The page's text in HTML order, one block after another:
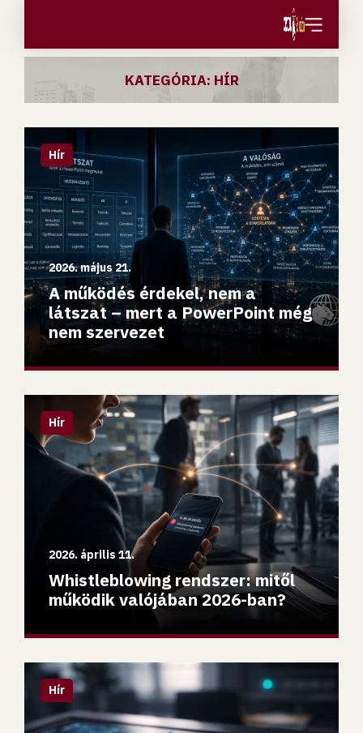
KATEGÓRIA: HÍR
A működés érdekel, nem a látszat – mert a PowerPoint
Hír
2026. május 21.
A működés érdekel, nem a
látszat – mert a PowerPoint még
nem szervezet
Whistleblowing rendszer: mitől működik valójában 2026-
Hír
2026. április 11.
Whistleblowing rendszer: mitől
működik valójában 2026-ban?
AI Act megfelelés 2026: high-risk AI rendszerek
Hír